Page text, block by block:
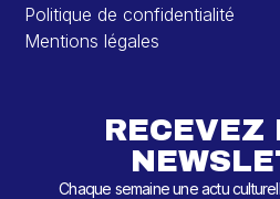
Politique de confidentialité
Mentions légales
RECEVEZ
Chaque semaine une actu